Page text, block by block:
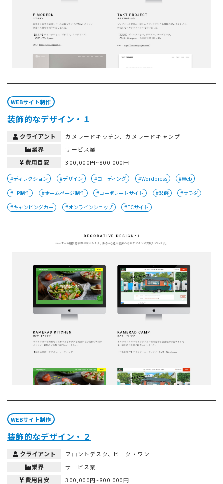
WEBサイト制作
装飾的なデザイン・１
クライアント カメラードキッチン、カメラードキャンプ
業界 サービス業
費用目安 300,000円~800,000円
#ディレクション #デザイン #コーディング #Wordpress
#Web
#HP制作
#ホームページ制作 #コーポレートサイト #装飾
#サラダ
#キャンピングカー
#オンラインショップ #ECサイト
WEBサイト制作
装飾的なデザイン・２
クライアント フロントデスク、ピーク・ワン
業界 サービス業
費用目安 300,000円~800,000円